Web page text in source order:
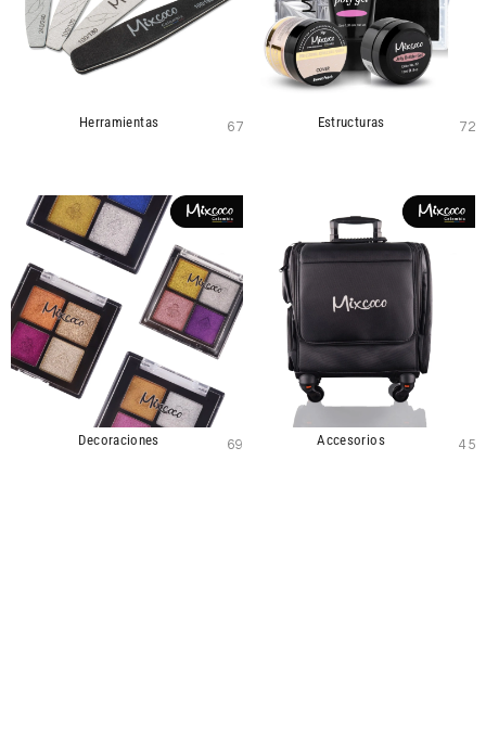
Herramientas 67 Estructuras 72
Decoraciones 69 Accesorios 45